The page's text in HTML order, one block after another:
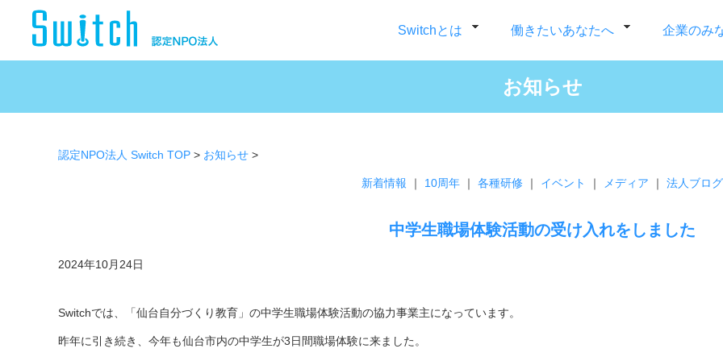
Switchとは 働きたいあなたへ 企業のみ
お知らせ
認定NPO法人 Switch TOP > お知らせ >
新着情報 ｜ 10周年 ｜ 各種研修 ｜ イベント ｜ メディア ｜ 法人ブログ
中学生職場体験活動の受け入れをしました
2024年10月24日
Switchでは、「仙台自分づくり教育」の中学生職場体験活動の協力事業主になっています。
昨年に引き続き、今年も仙台市内の中学生が3日間職場体験に来ました。